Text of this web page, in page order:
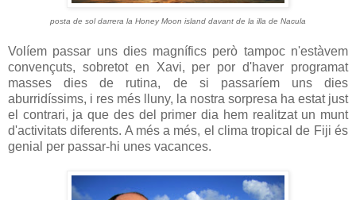
posta de sol darrera la Honey Moon island davant de la illa de Nacula
Volíem passar uns dies magnífics però tampoc n'estàvem
convençuts, sobretot en Xavi, per por d'haver programat
masses dies de rutina, de si passaríem uns dies
aburridíssims, i res més lluny, la nostra sorpresa ha estat just
el contrari, ja que des del primer dia hem realitzat un munt
d'activitats diferents. A més a més, el clima tropical de Fiji és
genial per passar-hi unes vacances.